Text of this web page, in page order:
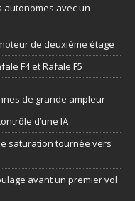
autonomes avec un
de deuxième étage
F4 et Rafale F5
de grande ampleur
d’une IA
saturation tournée vers
avant un premier vol